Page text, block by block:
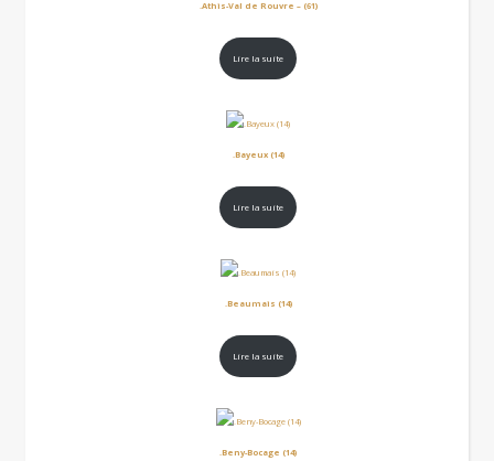
.Athis-Val de Rouvre – (61)
Lire la suite
.Bayeux (14)
Lire la suite
.Beaumais (14)
Lire la suite
.Beny-Bocage (14)